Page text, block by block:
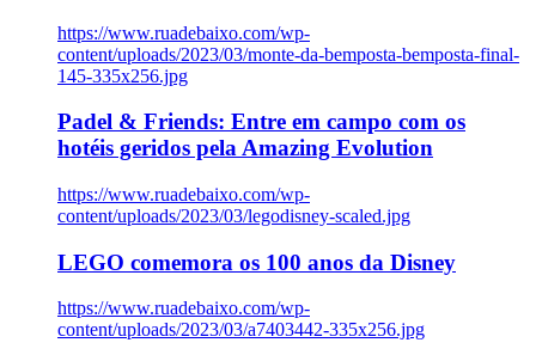
https://www.ruadebaixo.com/wp-
content/uploads/2023/03/monte-da-bemposta-bemposta-final-
145-335x256.jpg
Padel & Friends: Entre em campo com os
hotéis geridos pela Amazing Evolution
https://www.ruadebaixo.com/wp-
content/uploads/2023/03/legodisney-scaled.jpg
LEGO comemora os 100 anos da Disney
https://www.ruadebaixo.com/wp-
content/uploads/2023/03/a7403442-335x256.jpg